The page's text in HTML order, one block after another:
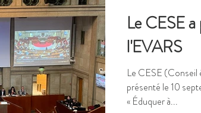
Le CESE
l'EVARS
Le CESE (Conseil
présenté le 10
« Éduquer à...